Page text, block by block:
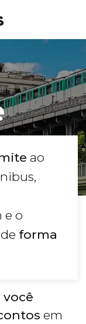
ao
e o
forma
você
em